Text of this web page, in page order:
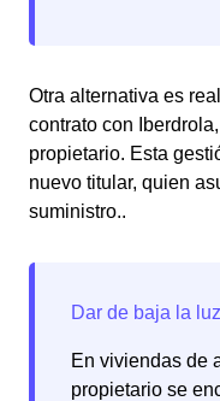
Otra alternativa es
contrato con
propietario. Esta
nuevo titular, quien
suministro..
En viviendas de
propietario se